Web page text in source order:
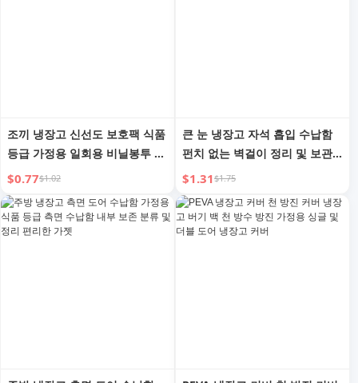
조끼 냉장고 신선도 보호팩 식품
등급 가정용 일회용 비닐봉투 주
방 포장 및 밀봉 식료품 봉투
$0.77$1.02
큰 눈 냉장고 자석 흡입 수납함
펀치 없는 벽걸이 정리 및 보관
귀여운 장식품 다기능 수납 랙
$1.31$1.75